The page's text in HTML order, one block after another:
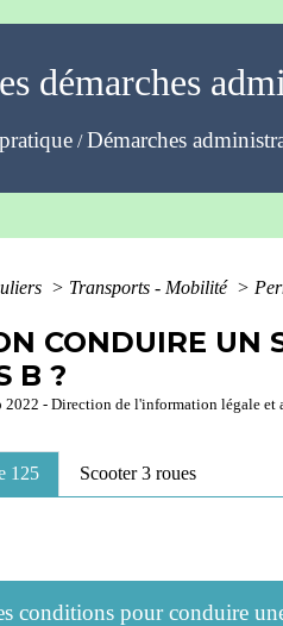
démarches
/Démarches
> Transports - Mobilité >
CONDUIRE UN
B ?
2022 - Direction de l'information légale et
125 Scooter 3 roues
conditions pour conduire